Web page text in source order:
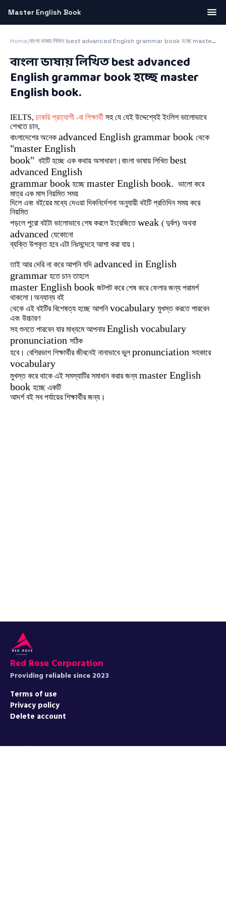
Master English Book
Home/ বাংলা ভাষায় লিখিত best advanced English grammar book হচ্ছে master English book.
বাংলা ভাষায় লিখিত best advanced
English grammar book হচ্ছে master
English book.
IELTS, চাকরি প্রত্যাশী -বা শিক্ষার্থী সহ যে যেই উদ্দেশ্যেই ইংলিশ ভালোভাবে
শেখতে চান,
বাংলাদেশের অনেক advanced English grammar book থেকে
"master English
book" বইটি হচ্ছে এক কথায় অসাধারণ।বাংলা ভাষায় লিখিতbest
advanced English
grammar book হচ্ছে master English book. ভালো করে
মাত্র এক মাস নিয়মিত সময়
দিলে এবং বইয়ের মধ্যে দেওয়া দিকনির্দেশনা অনুযায়ী বইটি প্রতিদিন সময় করে
নিয়মিত
পড়লে পুরো বইটা ভালোভাবে শেষ করলে ইংরেজিতেweak ( দুর্বল) অথবা
advanced যেকোনো
ব্যক্তি উপকৃত হবে এটা নিঃসন্দেহে আশা করা যায়।
তাই আর দেরি না করে আপনি যদি advanced in English
grammar হতে চান তাহলে
master English book জটপট করে শেষ করে ফেলার জন্য পরামর্শ
থাকলো।অন্যান্য বই
থেকে এই বইটির বিশেষত্য হচ্ছে আপনিvocabulary মুখস্ত করতে পারবেন
এবং উচ্চারণ
সহ শুনতে পারবেন যার মাধ্যমে আপনারEnglish vocabulary
pronunciation সঠিক
হবে। বেশিরভাগ শিক্ষার্থীর জীবনেই নানাভাবে ভুলpronunciation সহকারে
vocabulary
মুখস্ত করে থাকে এই সমস্যাটির সমাধান করার জন্য master English
book হচ্ছে একটি
আদর্শ বই সব পর্যায়ের শিক্ষার্থীর জন্য।
Red Rose Corporation
Providing reliable since 2023
Terms of use
Privacy policy
Delete account
Get in Touch